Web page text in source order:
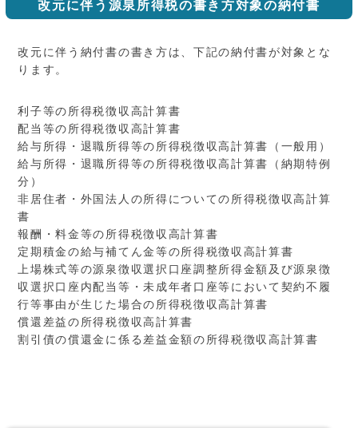
改元に伴う源泉所得税の書き方対象の納付書
改元に伴う納付書の書き方は、下記の納付書が対象とな
ります。
利子等の所得税徴収高計算書
配当等の所得税徴収高計算書
給与所得・退職所得等の所得税徴収高計算書（一般用）
給与所得・退職所得等の所得税徴収高計算書（納期特例
分）
非居住者・外国法人の所得についての所得税徴収高計算
書
報酬・料金等の所得税徴収高計算書
定期積金の給与補てん金等の所得税徴収高計算書
上場株式等の源泉徴収選択口座調整所得金額及び源泉徴
収選択口座内配当等・未成年者口座等において契約不履
行等事由が生じた場合の所得税徴収高計算書
償還差益の所得税徴収高計算書
割引債の償還金に係る差益金額の所得税徴収高計算書